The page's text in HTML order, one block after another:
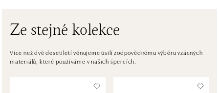
HALADA OC Avion, Bratislava
Ivanská cesta 16, 821 04 Bratislava
tel.: +421 917 090 372
Ze stejné kolekce
Více než dvě desetiletí věnujeme úsilí zodpovědnému výběru vzácných
materiálů, které používáme v našich špercích.